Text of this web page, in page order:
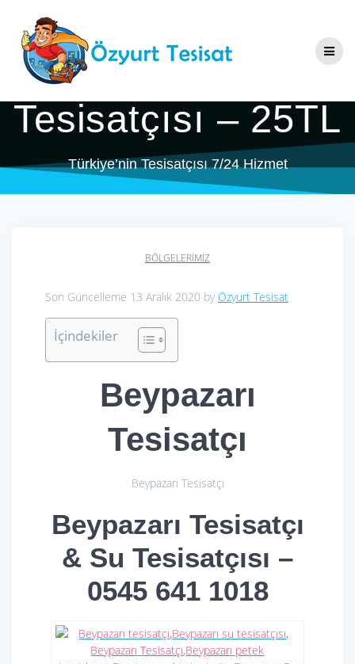
content
Beypazarı
Tesisatçı & Su
Tesisatçısı – 25TL
Türkiye’nin Tesisatçısı 7/24 Hizmet
BÖLGELERIMIZ
Son Güncelleme 13 Aralık 2020 by Özyurt Tesisat
İçindekiler
Beypazarı
Tesisatçı
Beypazarı Tesisatçı
Beypazarı Tesisatçı
& Su Tesisatçısı –
0545 641 1018